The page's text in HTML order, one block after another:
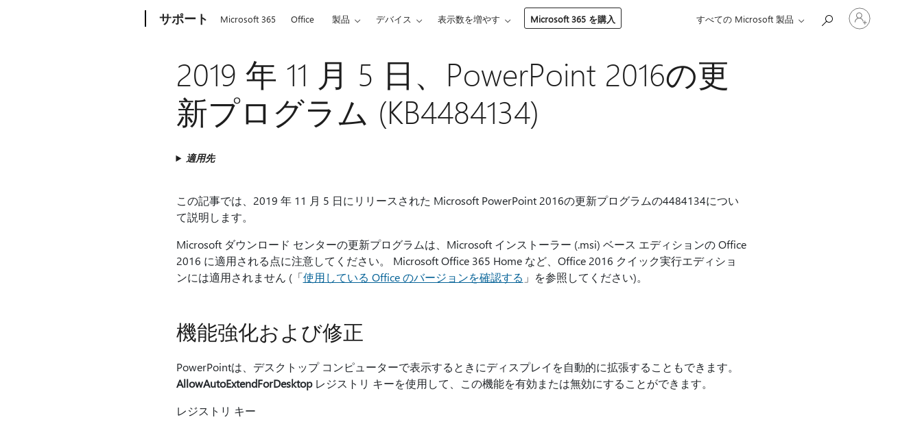
サポート Microsoft 365 Office 製品 デバイス 表示数を増やす Microsoft 365 を購入 すべての Microsoft 製品
カ
2019 年 11 月 5 日、PowerPoint 2016の更
新プログラム (KB4484134)
適用先
この記事では、2019 年 11 月 5 日にリリースされた Microsoft PowerPoint 2016の更新プログラムの4484134につい
て説明します。
Microsoft ダウンロード センターの更新プログラムは、Microsoft インストーラー (.msi) ベース エディションの Office
2016 に適用される点に注意してください。 Microsoft Office 365 Home など、Office 2016 クイック実行エディショ
ンには適用されません (「使用している Office のバージョンを確認する 」を参照してください)。
機能強化および修正
PowerPointは、デスクトップ コンピューターで表示するときにディスプレイを自動的に拡張することもできます。
AllowAutoExtendForDesktopレジストリ キーを使用して、この機能を有効または無効にすることができます。
レジストリ キー